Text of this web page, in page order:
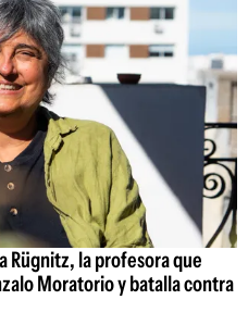
Rügnitz, la profesora que
Moratorio y batalla contra